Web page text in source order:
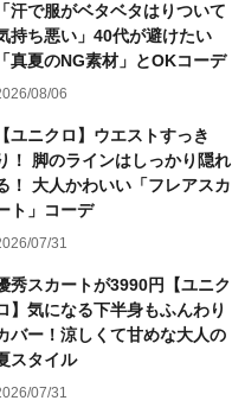
「汗で服がベタベタはりついて
持ち悪い」40代が避けたい
「真夏のNG素材」とOKコーデ
08/06
【ユニクロ】ウエストすっき
！ 脚のラインはしっかり隠れ
！ 大人かわいい「フレアスカ
ト」コーデ
07/31
秀スカートが3990円【ユニク
】気になる下半身もふんわり
バー！涼しくて甘めな大人の
スタイル
07/31